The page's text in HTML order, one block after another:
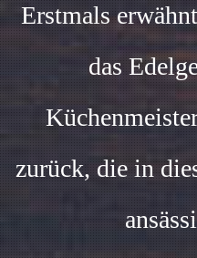
Erstmals
das
zurück, die in